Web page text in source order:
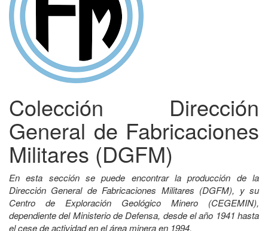
Colección Dirección
General de Fabricaciones
Militares (DGFM)
En esta sección se puede encontrar la producción de la
Dirección General de Fabricaciones Militares (DGFM), y su
Centro de Exploración Geológico Minero (CEGEMIN),
dependiente del Ministerio de Defensa, desde el año 1941 hasta
el cese de actividad en el área minera en 1994.